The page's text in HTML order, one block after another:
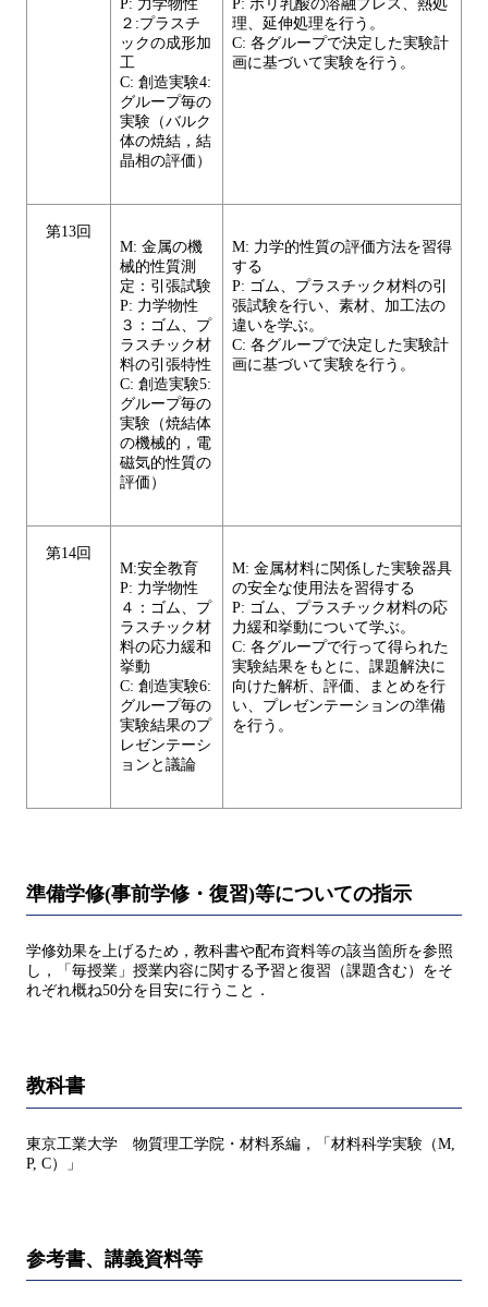
P: 力学物性
２:プラスチ
ックの成形加
工
C: 創造実験4:
グループ毎の
実験（バルク
体の焼結，結
晶相の評価）
P: ポリ乳酸の溶融プレス、熱処
理、延伸処理を行う。
C: 各グループで決定した実験計
画に基づいて実験を行う。
第13回
M: 金属の機
械的性質測
定：引張試験
P: 力学物性
３：ゴム、プ
ラスチック材
料の引張特性
C: 創造実験5:
グループ毎の
実験（焼結体
の機械的，電
磁気的性質の
評価）
M: 力学的性質の評価方法を習得
する
P: ゴム、プラスチック材料の引
張試験を行い、素材、加工法の
違いを学ぶ。
C: 各グループで決定した実験計
画に基づいて実験を行う。
第14回
M:安全教育
P: 力学物性
４：ゴム、プ
ラスチック材
料の応力緩和
挙動
C: 創造実験6:
グループ毎の
実験結果のプ
レゼンテーシ
ョンと議論
M: 金属材料に関係した実験器具
の安全な使用法を習得する
P: ゴム、プラスチック材料の応
力緩和挙動について学ぶ。
C: 各グループで行って得られた
実験結果をもとに、課題解決に
向けた解析、評価、まとめを行
い、プレゼンテーションの準備
を行う。
準備学修(事前学修・復習)等についての指示
学修効果を上げるため，教科書や配布資料等の該当箇所を参照
し，「毎授業」授業内容に関する予習と復習（課題含む）をそ
れぞれ概ね50分を目安に行うこと．
教科書
東京工業大学 物質理工学院・材料系編，「材料科学実験（M,
P, C）」
参考書、講義資料等